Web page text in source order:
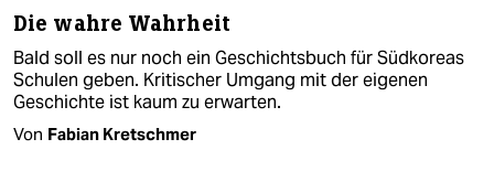
Die wahre Wahrheit
Bald soll es nur noch ein Geschichtsbuch für Südkoreas
Schulen geben. Kritischer Umgang mit der eigenen
Geschichte ist kaum zu erwarten.
Von Fabian Kretschmer